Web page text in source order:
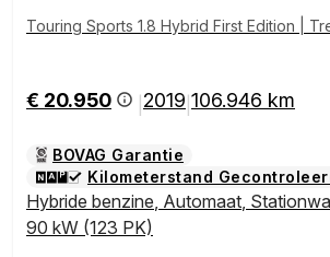
Touring Sports 1.8 Hybrid First Edition |
€ 20.950 2019 106.946 km
BOVAG Garantie
Kilometerstand
Hybride benzine, Automaat,
90 kW (123 PK)